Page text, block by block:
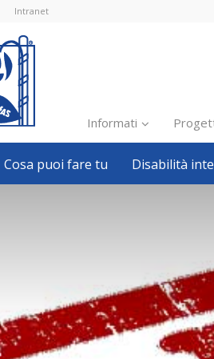
Intranet
Informati
Cosa puoi fare tu Disabilità